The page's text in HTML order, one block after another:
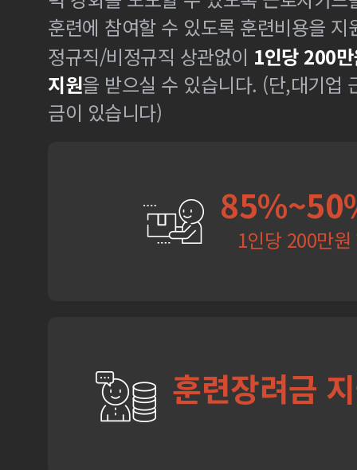
훈련에 참여할 수 있도록 훈련비용을 지
정규직/비정규직 상관없이 1인당 200
지원을 받으실 수 있습니다. (단,대기업
금이 있습니다)
1인당 200만원
훈련장려금